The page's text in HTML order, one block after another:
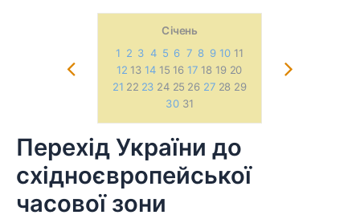
Січень
1 2 3 4 5 6 7 8 9 10 11
12 1314 15 1617 18 19 20
21 22 23 24 25 26 27 28 29
30 31
Skip
content
Перехід України до
східноєвропейської
часової зони